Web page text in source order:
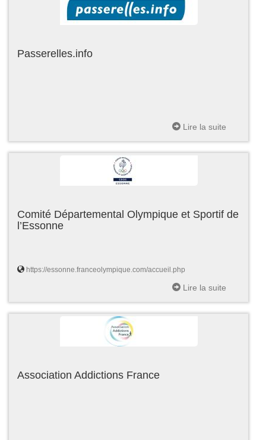
Passerelles.info
Lire la suite
Comité Départemental Olympique et Sportif de
l’Essonne
https://essonne.franceolympique.com/accueil.php
Lire la suite
Association Addictions France